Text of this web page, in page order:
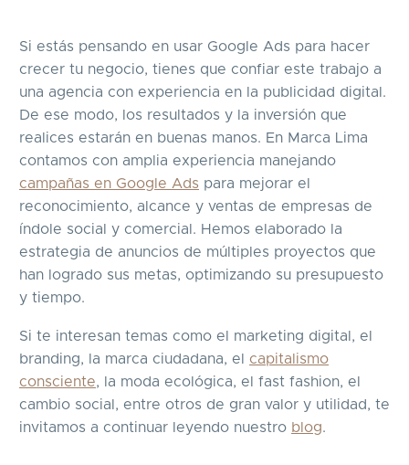
Si estás pensando en usar Google Ads para hacer
crecer tu negocio, tienes que confiar este trabajo a
una agencia con experiencia en la publicidad digital.
De ese modo, los resultados y la inversión que
realices estarán en buenas manos. En Marca Lima
contamos con amplia experiencia manejando
campañas en Google Ads para mejorar el
reconocimiento, alcance y ventas de empresas de
índole social y comercial. Hemos elaborado la
estrategia de anuncios de múltiples proyectos que
han logrado sus metas, optimizando su presupuesto
y tiempo.
Si te interesan temas como el marketing digital, el
branding, la marca ciudadana, el capitalismo
consciente, la moda ecológica, el fast fashion, el
cambio social, entre otros de gran valor y utilidad, te
invitamos a continuar leyendo nuestro blog.